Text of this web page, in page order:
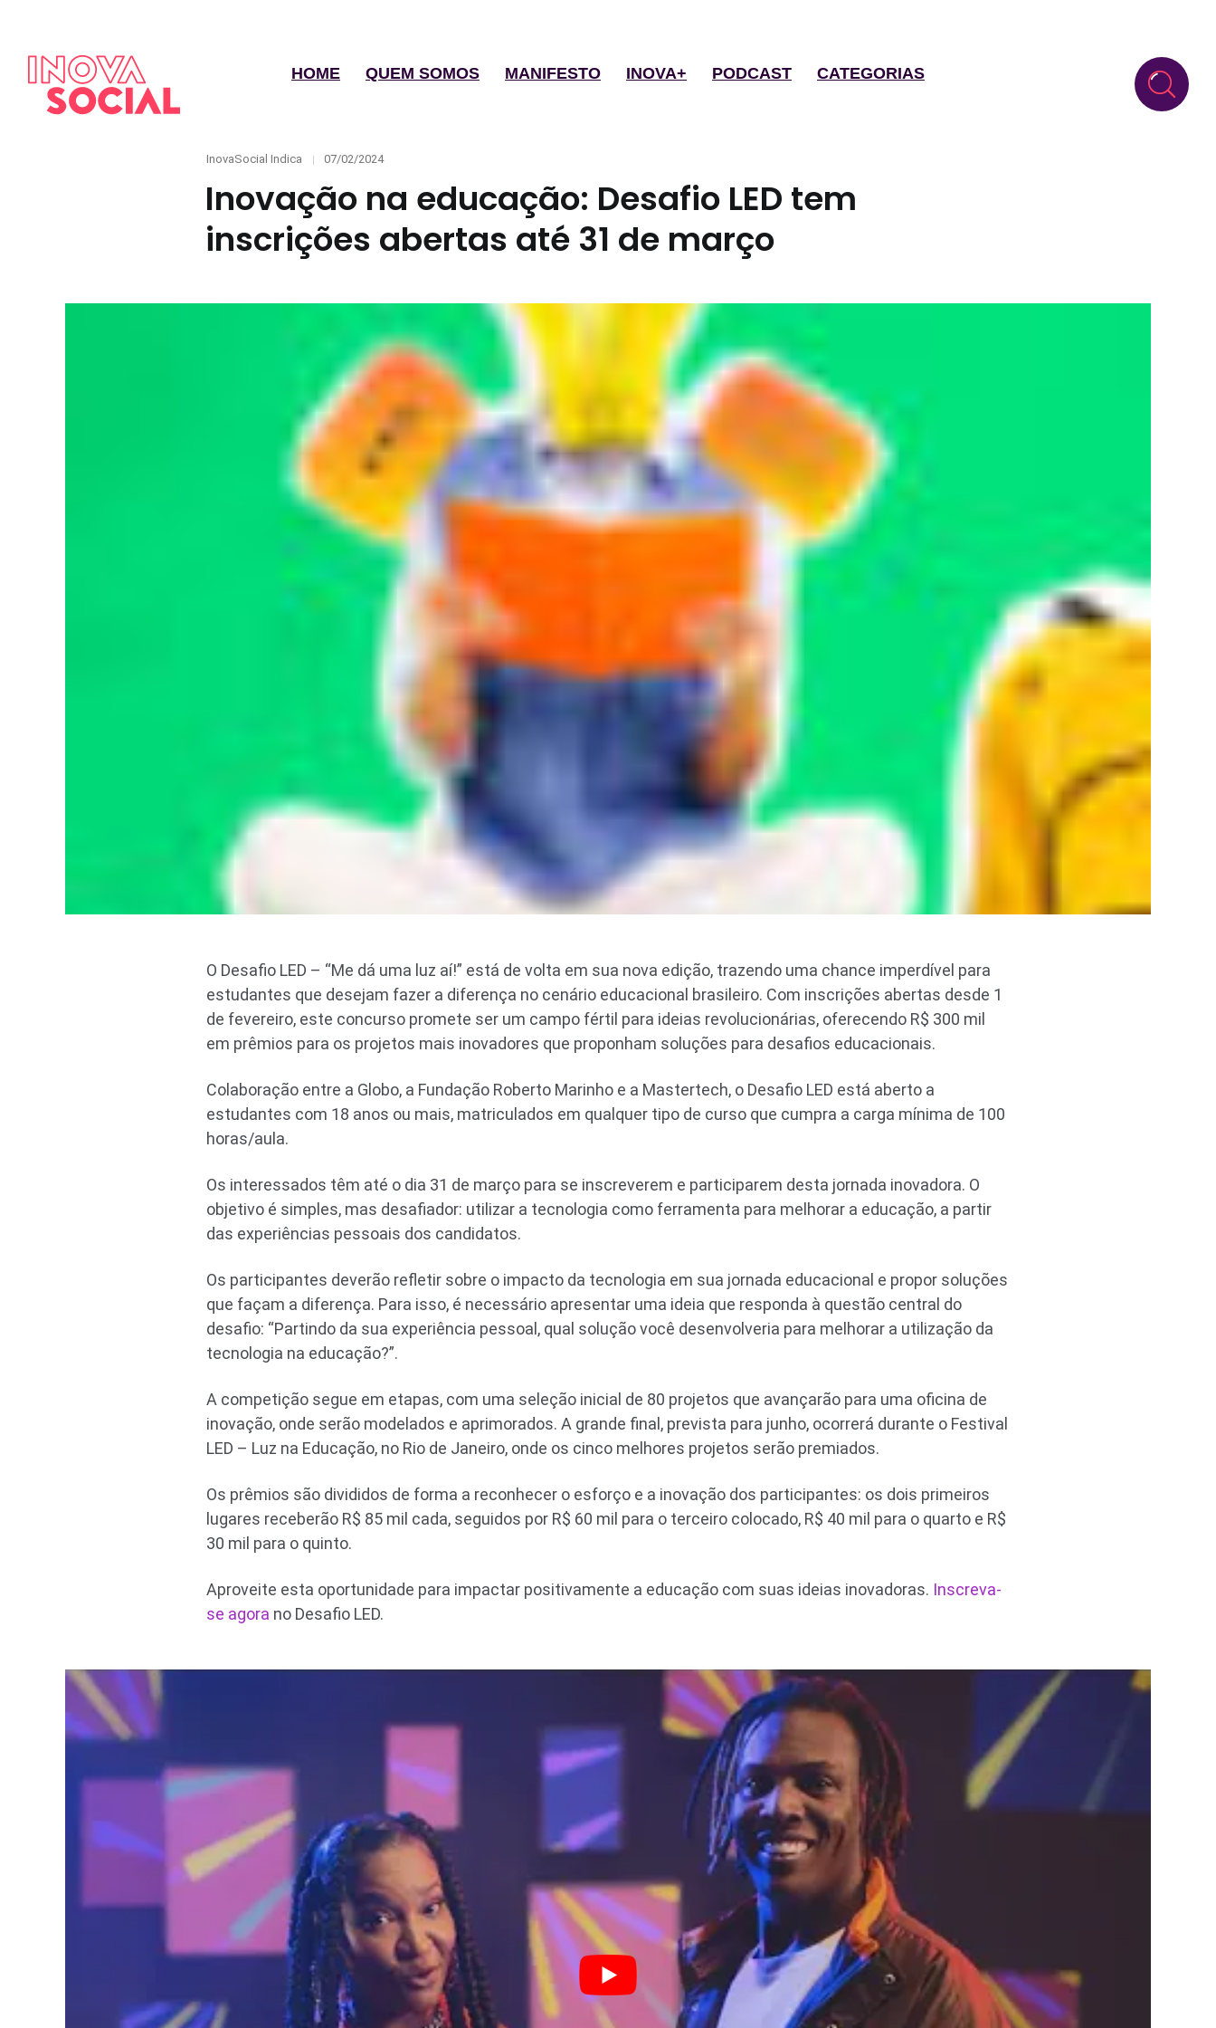
HOME QUEM SOMOS MANIFESTO INOVA+ PODCAST CATEGORIAS
Categories
InovaSocial Indica
Posted
07/02/2024
Inovação na educação: Desafio LED tem
inscrições abertas até 31 de março
O Desafio LED – “Me dá uma luz aí!” está de volta em sua nova edição, trazendo uma chance imperdível para
estudantes que desejam fazer a diferença no cenário educacional brasileiro. Com inscrições abertas desde 1
de fevereiro, este concurso promete ser um campo fértil para ideias revolucionárias, oferecendo R$ 300 mil
em prêmios para os projetos mais inovadores que proponham soluções para desafios educacionais.
Colaboração entre a Globo, a Fundação Roberto Marinho e a Mastertech, o Desafio LED está aberto a
estudantes com 18 anos ou mais, matriculados em qualquer tipo de curso que cumpra a carga mínima de 100
horas/aula.
Os interessados têm até o dia 31 de março para se inscreverem e participarem desta jornada inovadora. O
objetivo é simples, mas desafiador: utilizar a tecnologia como ferramenta para melhorar a educação, a partir
das experiências pessoais dos candidatos.
Os participantes deverão refletir sobre o impacto da tecnologia em sua jornada educacional e propor soluções
que façam a diferença. Para isso, é necessário apresentar uma ideia que responda à questão central do
desafio: “Partindo da sua experiência pessoal, qual solução você desenvolveria para melhorar a utilização da
tecnologia na educação?”.
A competição segue em etapas, com uma seleção inicial de 80 projetos que avançarão para uma oficina de
inovação, onde serão modelados e aprimorados. A grande final, prevista para junho, ocorrerá durante o Festival
LED – Luz na Educação, no Rio de Janeiro, onde os cinco melhores projetos serão premiados.
Os prêmios são divididos de forma a reconhecer o esforço e a inovação dos participantes: os dois primeiros
lugares receberão R$ 85 mil cada, seguidos por R$ 60 mil para o terceiro colocado, R$ 40 mil para o quarto e R$
30 mil para o quinto.
Aproveite esta oportunidade para impactar positivamente a educação com suas ideias inovadoras. Inscreva-
se agora no Desafio LED.